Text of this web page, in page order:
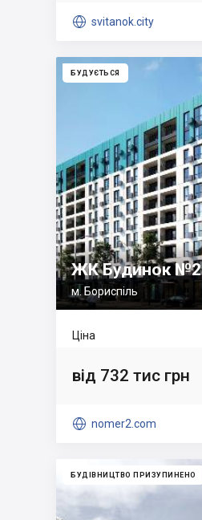
 svitanok.city
БУДУЄТЬСЯ
ЖК Будинок №2
м. Бориспіль
Ціна
від 732 тис грн
 nomer2.com
БУДІВНИЦТВО ПРИЗУПИНЕНО